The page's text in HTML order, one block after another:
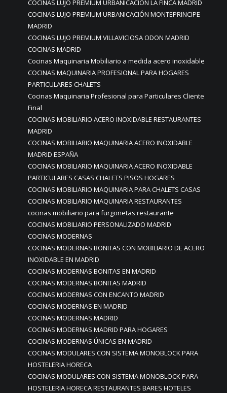
COCINAS LUJO PREMIUM URBANICACIÓN LA FINCA MADRID
COCINAS LUJO PREMIUM URBANICACIÓN MONTEPRINCIPE
MADRID
COCINAS LUJO PREMIUM VILLAVICIOSA ODON MADRID
COCINAS MADRID
Cocinas Maquinaria Mobiliario a medida acero inoxidable
COCINAS MAQUINARIA PROFESIONAL PARA HOGARES
PARTICULARES CHALETS
Cocinas Maquinaria Profesional para Particulares Cliente
Final
COCINAS MOBILIARIO ACERO INOXIDABLE RESTAURANTES
MADRID
COCINAS MOBILIARIO MAQUINARIA ACERO INOXIDABLE
MADRID ESPAÑA
COCINAS MOBILIARIO MAQUINARIA ACERO INOXIDABLE
PARTICULARES CASAS CHALETS PISOS HOGARES
COCINAS MOBILIARIO MAQUINARIA PARA CHALETS CASAS
COCINAS MOBILIARIO MAQUINARIA RESTAURANTES
cocinas mobiliario para furgonetas restaurante
COCINAS MOBILIARIO PERSONALIZADO MADRID
COCINAS MODERNAS
COCINAS MODERNAS BONITAS CON MOBILIARIO DE ACERO
INOXIDABLE EN MADRID
COCINAS MODERNAS BONITAS EN MADRID
COCINAS MODERNAS BONITAS MADRID
COCINAS MODERNAS CON ENCANTO MADRID
COCINAS MODERNAS EN MADRID
COCINAS MODERNAS MADRID
COCINAS MODERNAS MADRID PARA HOGARES
COCINAS MODERNAS ÚNICAS EN MADRID
COCINAS MODULARES CON SISTEMA MONOBLOCK PARA
HOSTELERIA HORECA
COCINAS MODULARES CON SISTEMA MONOBLOCK PARA
HOSTELERIA HORECA RESTAURANTES BARES HOTELES